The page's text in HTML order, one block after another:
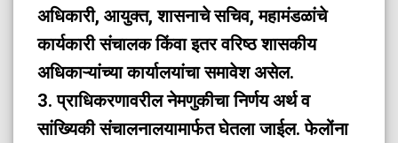
अधिकारी, आयुक्त, शासनाचे सचिव, महामंडळांचे
कार्यकारी संचालक किंवा इतर वरिष्ठ शासकीय
अधिकाऱ्यांच्या कार्यालयांचा समावेश असेल.
3. प्राधिकरणावरील नेमणुकीचा निर्णय अर्थ व
सांख्यिकी संचालनालयामार्फत घेतला जाईल. फेलोंना